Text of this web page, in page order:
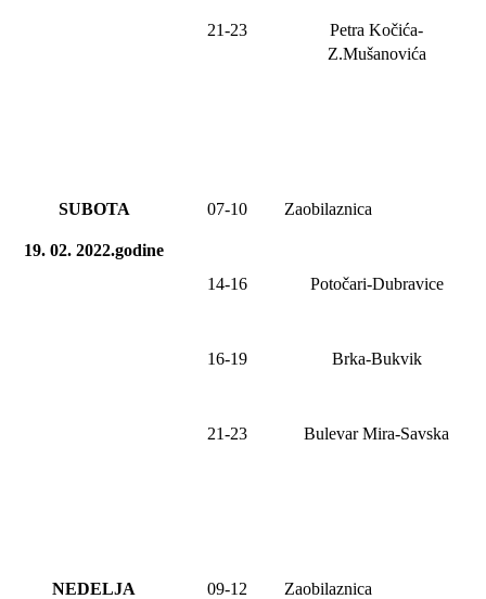
21-23
Petra Kočića-
Z.Mušanovića
SUBOTA
19. 02. 2022.godine
07-10 Zaobilaznica
14-16 Potočari-Dubravice
16-19 Brka-Bukvik
21-23 Bulevar Mira-Savska
NEDELJA 09-12 Zaobilaznica